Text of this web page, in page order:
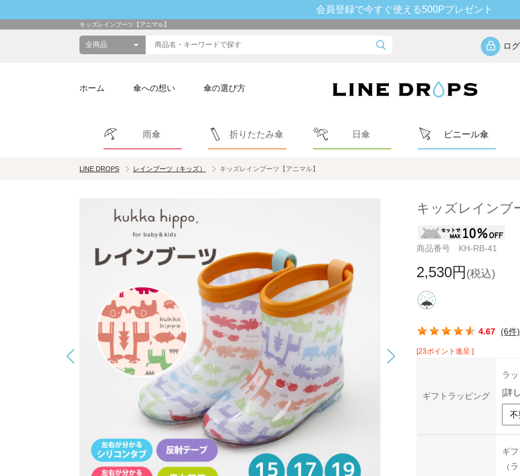
会員登録で今すぐ使える500Pプレゼント
キッズレインブーツ【アニマル】
ロ
ホーム 傘への想い 傘の選び方
雨傘 折りたたみ傘 日傘 ビニール傘
LINE DROPS レインブーツ（キッズ） キッズレインブーツ【アニマル】
キッズレインブ
商品番号 KH-RB-41
2,530円 (税込)
この商品の平均評価： 4.67 (6件)
[23ポイント進呈 ]
ギフトラッピング
ラ
[詳
ギ
（